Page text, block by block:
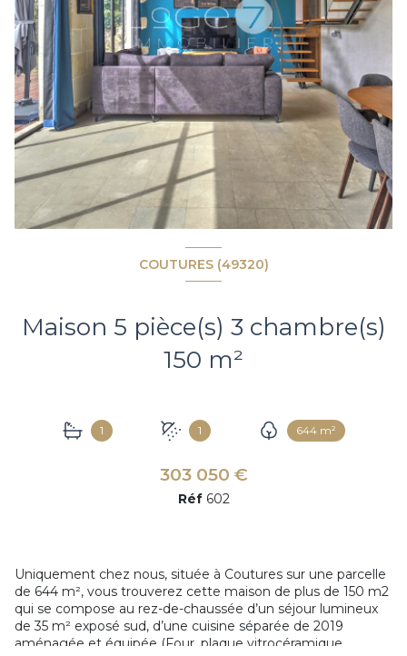
COUTURES (49320)
Maison 5 pièce(s) 3 chambre(s)
150 m²
1 1 644 m²
303 050 €
Réf 602
Uniquement chez nous, située à Coutures sur une parcelle
de 644 m², vous trouverez cette maison de plus de 150 m2
qui se compose au rez-de-chaussée d’un séjour lumineux
de 35 m² exposé sud, d’une cuisine séparée de 2019
aménagée et équipée (Four, plaque vitrocéramique,